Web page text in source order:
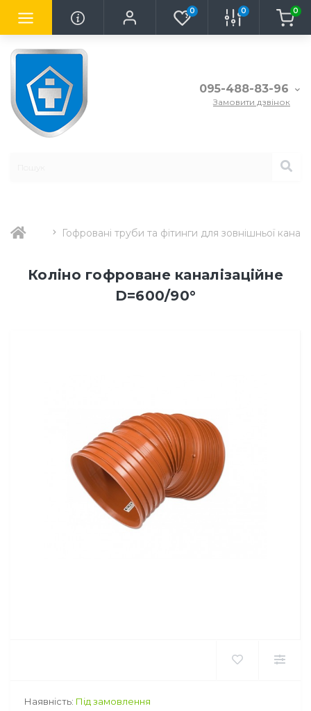
0 0 0
095-488-83-96
Замовити дзвінок
Гофровані труби та фітинги для зовнішньої
Коліно гофроване каналізаційне
D=600/90°
Наявність: Під замовлення